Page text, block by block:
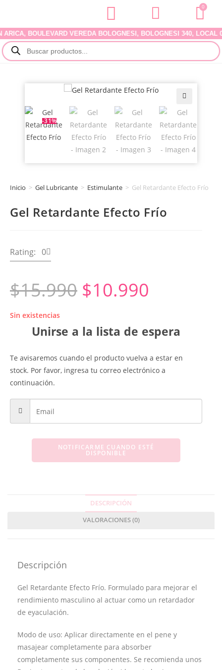
0
BOULEVARD VEREDA BOLOGNESI, BOLOGNESI 340, LOCAL
Inicio > Gel Lubricante > Estimulante > Gel Retardante Efecto Frío
Gel Retardante Efecto Frío
Rating: 0
$15.990 $10.990
Sin existencias
Unirse a la lista de espera
Te avisaremos cuando el producto vuelva a estar en
stock. Por favor, ingresa tu correo electrónico a
continuación.
NOTIFICARME CUANDO ESTÉ
DISPONIBLE
-31%
🔍
DESCRIPCIÓN
VALORACIONES (0)
Descripción
Gel Retardante Efecto Frío. Formulado para mejorar el
rendimiento masculino al actuar como un retardador
de eyaculación.
Modo de uso: Aplicar directamente en el pene y
masajear completamente para absorber
completamente sus componentes. Se recomienda unos